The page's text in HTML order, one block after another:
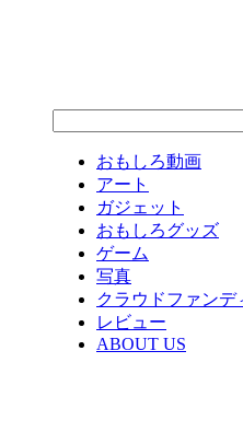
おもしろ動画
アート
ガジェット
おもしろグッズ
ゲーム
写真
クラウドファンデ
レビュー
ABOUT US